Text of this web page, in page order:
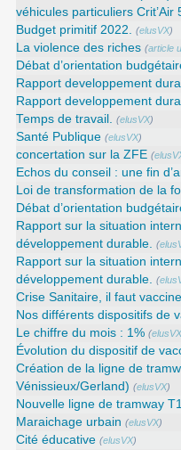
véhicules particuliers Crit’Air
Budget primitif 2022. (elusVX)
La violence des riches (article
Débat d’orientation
Rapport developpement
Rapport developpement
Temps de travail. (elusVX)
Santé Publique (elusVX)
concertation sur la ZFE (
Echos du conseil : une fin
Loi de transformation de la
Débat d’orientation
Rapport sur la situation
développement durable. (
Rapport sur la situation
développement durable. (
Crise Sanitaire, il faut
Nos différents dispositifs de
Le chiffre du mois : 1% (
Évolution du dispositif de
Création de la ligne de
Vénissieux/Gerland) (elusVX)
Nouvelle ligne de tramway
Maraichage urbain (elusVX)
Cité éducative (elusVX)